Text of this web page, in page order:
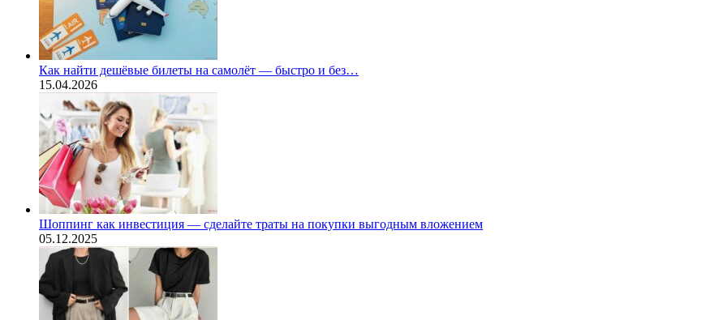
Как найти дешёвые билеты на самолёт — быстро и без…
15.04.2026
Шоппинг как инвестиция — сделайте траты на покупки выгодным вложением
05.12.2025